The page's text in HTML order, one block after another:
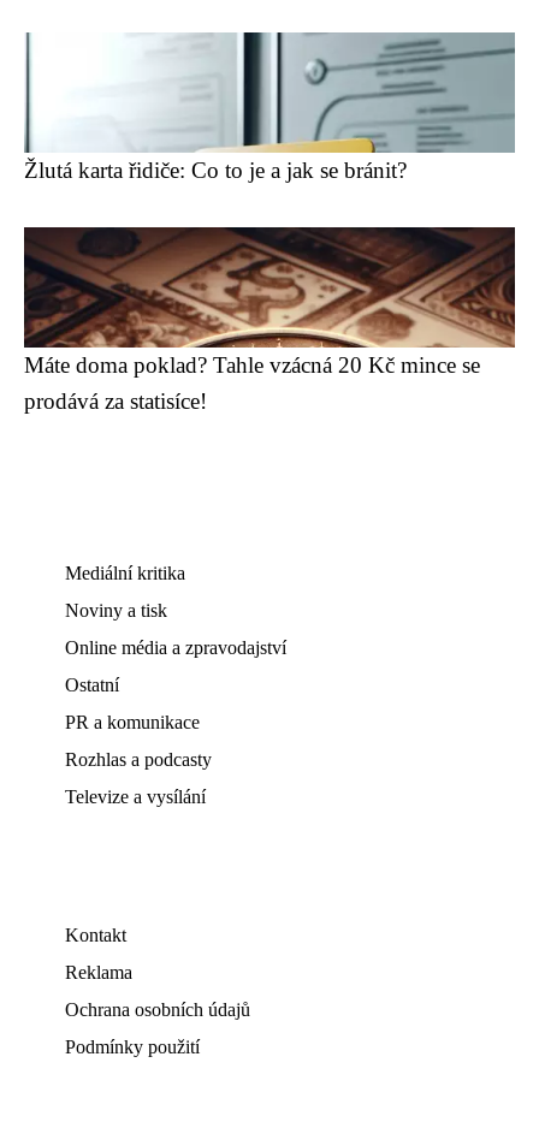
Žlutá karta řidiče: Co to je a jak se bránit?
Máte doma poklad? Tahle vzácná 20 Kč mince se
prodává za statisíce!
Mediální kritika
Noviny a tisk
Online média a zpravodajství
Ostatní
PR a komunikace
Rozhlas a podcasty
Televize a vysílání
Kontakt
Reklama
Ochrana osobních údajů
Podmínky použití